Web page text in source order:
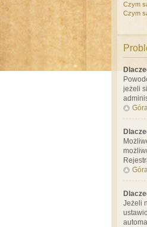
Czym
Czym
jeżeli
Jeżeli